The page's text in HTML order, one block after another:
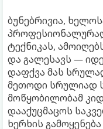
ბუნებრივია,
ტექნიკას,
და გალესავს —
დაფქვა მას
მეთოდი სრულიად
მოწყობილობამ
დააქუცმაცოს
ხერხის